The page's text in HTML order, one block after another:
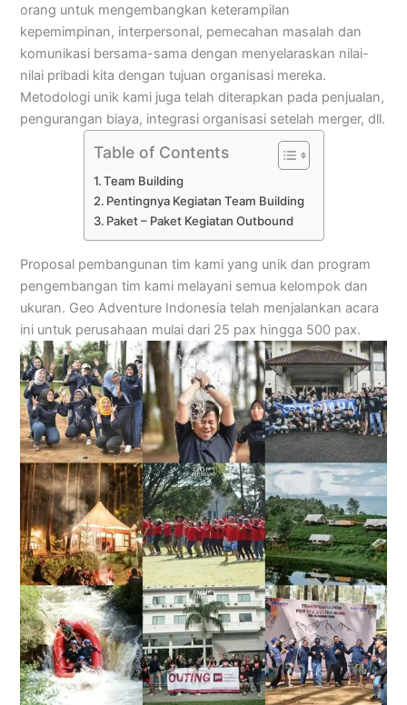
orang untuk mengembangkan keterampilan
kepemimpinan, interpersonal, pemecahan masalah dan
komunikasi bersama-sama dengan menyelaraskan nilai-
nilai pribadi kita dengan tujuan organisasi mereka.
Metodologi unik kami juga telah diterapkan pada penjualan,
pengurangan biaya, integrasi organisasi setelah merger, dll.
Table of Contents
Team Building
Pentingnya Kegiatan Team Building
Paket – Paket Kegiatan Outbound
Proposal pembangunan tim kami yang unik dan program
pengembangan tim kami melayani semua kelompok dan
ukuran. Geo Adventure Indonesia telah menjalankan acara
ini untuk perusahaan mulai dari 25 pax hingga 500 pax.